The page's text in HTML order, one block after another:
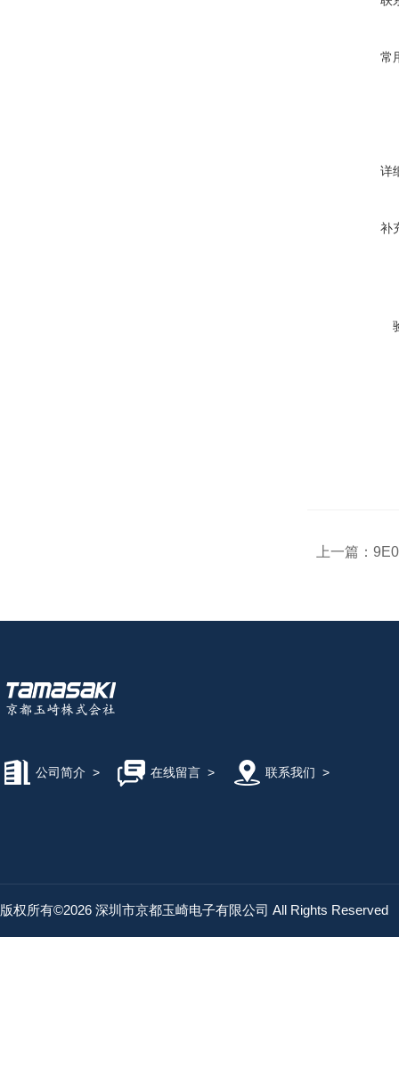
常
详
补
上一篇：
公司简介 > 在线留言> 联系我们 >
版权所有©2026 深圳市京都玉崎电子有限公司 All Rights Reserved